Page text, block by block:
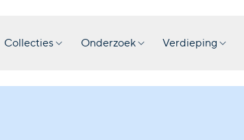
Collecties Onderzoek Verdieping